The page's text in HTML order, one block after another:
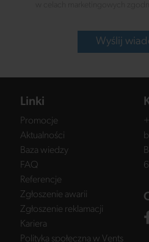
Wyślij
Linki
Promocje
Aktualności
Baza wiedzy
FAQ
Referencje
Zgłoszenie awarii
Zgłoszenie reklamacji
Kariera
Polityka społeczna w Vents